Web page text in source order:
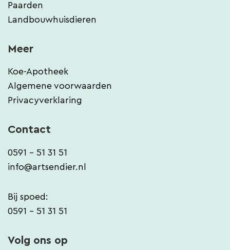
Paarden
Landbouwhuisdieren
Meer
Koe-Apotheek
Algemene voorwaarden
Privacyverklaring
Contact
0591 - 51 31 51
info@artsendier.nl
Bij spoed:
0591 - 51 31 51
Volg ons op